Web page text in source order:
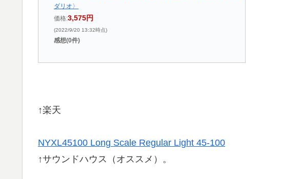
ダリオ〉
価格:3,575円
(2022/9/20 13:32時点)
感想(0件)
↑楽天
NYXL45100 Long Scale Regular Light 45-100
↑サウンドハウス（オススメ）。